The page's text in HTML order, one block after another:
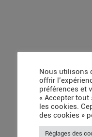
Nous utilisons
offrir
préférences et
« Accepter tout
les cookies.
des cookies »
Réglages des